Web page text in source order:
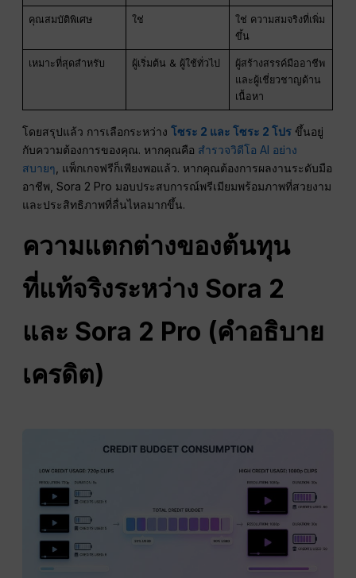
คุณสมบัติพิเศษ ใช่
ใช่ ความสมจริงที่เพิ่ม
ขึ้น
เหมาะที่สุดสำหรับ ผู้เริ่มต้น & ผู้ใช้ทั่วไป
ผู้สร้างสรรค์มืออาชีพ
และผู้เชี่ยวชาญด้าน
เนื้อหา
โดยสรุปแล้ว การเลือกระหว่างโซระ 2 และ โซระ 2 โปร ขึ้นอยู่
กับความต้องการของคุณ. หากคุณคือ สำรวจวิดีโอ AI อย่าง
สบายๆ , แพ็กเกจฟรีก็เพียงพอแล้ว. หากคุณต้องการผลงานระดับมือ
อาชีพ, Sora 2 Pro มอบประสบการณ์พรีเมียมพร้อมภาพที่สวยงาม
และประสิทธิภาพที่ลื่นไหลมากขึ้น.
ความแตกต่างของต้นทุน
ที่แท้จริงระหว่าง Sora 2
และ Sora 2 Pro (คำอธิบาย
เครดิต)